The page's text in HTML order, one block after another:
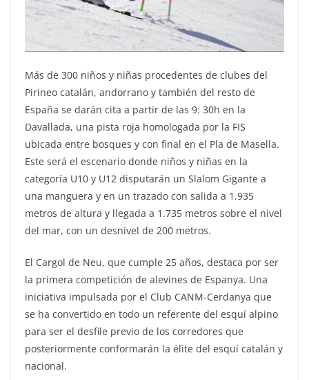
Más de 300 niños y niñas procedentes de clubes del
Pirineo catalán, andorrano y también del resto de
España se darán cita a partir de las 9: 30h en la
Davallada, una pista roja homologada por la FIS
ubicada entre bosques y con final en el Pla de Masella.
Este será el escenario donde niños y niñas en la
categoría U10 y U12 disputarán un Slalom Gigante a
una manguera y en un trazado con salida a 1.935
metros de altura y llegada a 1.735 metros sobre el nivel
del mar, con un desnivel de 200 metros.
El Cargol de Neu, que cumple 25 años, destaca por ser
la primera competición de alevines de Espanya. Una
iniciativa impulsada por el Club CANM-Cerdanya que
se ha convertido en todo un referente del esquí alpino
para ser el desfile previo de los corredores que
posteriormente conformarán la élite del esquí catalán y
nacional.